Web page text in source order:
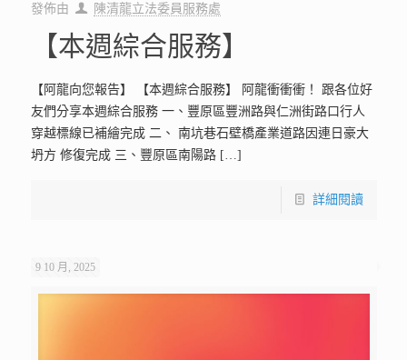
發佈由 陳清龍立法委員服務處
【本週綜合服務】
【阿龍向您報告】 【本週綜合服務】 阿龍衝衝衝！ 跟各位好
友們分享本週綜合服務 一、豐原區豐洲路與仁洲街路口行人
穿越標線已補繪完成 二、 南坑巷石壁橋產業道路因連日豪大
坍方 修復完成 三、豐原區南陽路[…]
詳細閱讀
9 10 月, 2025